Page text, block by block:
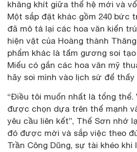
khăng khít giữa thế hệ mới và
Một sắp đặt khác gồm 240 bức
đã mô tả lại các hoa văn kiến
hiện vật của Hoàng thành
phẩm khác là tấm gương soi
Miếu có gắn các hoa văn mỹ
hãy soi mình vào lịch sử để thấy
“Điều tôi muốn nhất là tổng thể.
được chọn dựa trên thế mạnh
yêu cầu liên kết”, Thế Sơn nhớ
đó được mời và sắp việc theo
Trần Công Dũng, sự tài khéo khi